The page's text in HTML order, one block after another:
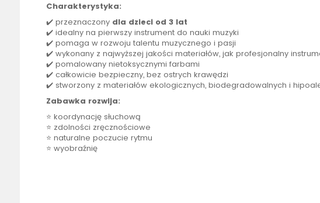
Charakterystyka:
✔️ przeznaczony dla dzieci od 3 lat
✔️ idealny na pierwszy instrument do nauki muzyki
✔️ pomaga w rozwoju talentu muzycznego i pasji
✔️ wykonany z najwyższej jakości materiałów, jak profesjonalny
✔️ pomalowany nietoksycznymi farbami
✔️ całkowicie bezpieczny, bez ostrych krawędzi
✔️ stworzony z materiałów ekologicznych, biodegradowalnych i
Zabawka rozwija:
⭐ koordynację słuchową
⭐ zdolności zręcznościowe
⭐ naturalne poczucie rytmu
⭐ wyobraźnię